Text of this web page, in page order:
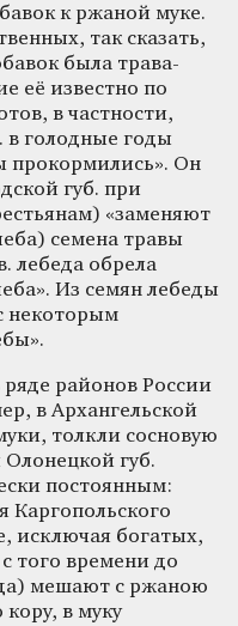
к ржаной муке.
так сказать,
была трава-
её известно по
в частности,
в голодные годы
прокормились». Он
губ. при
«заменяют
семена травы
лебеда обрела
Из семян лебеды
некоторым
районов России
в Архангельской
толкли сосновую
Олонецкой губ.
постоянным:
Каргопольского
исключая богатых,
того времени до
мешают с ржаною
в муку